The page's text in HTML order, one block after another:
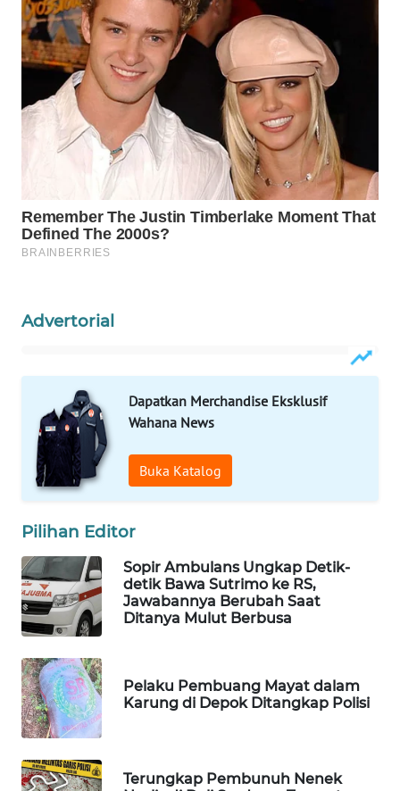
Advertorial
Dapatkan Merchandise Eksklusif
Wahana News
Buka Katalog
Pilihan Editor
Sopir Ambulans Ungkap Detik-
detik Bawa Sutrimo ke RS,
Jawabannya Berubah Saat
Ditanya Mulut Berbusa
Pelaku Pembuang Mayat dalam
Karung di Depok Ditangkap Polisi
Terungkap Pembunuh Nenek
WAHANA
SPORT
WAHANA
UMKM
WAHANA
WAHANA
PERSONA
WAHANA
DESA
WISATA
LAPAK
Wahana
Network
KONSUMEN
LISTRIK
MASYARAKAT
KELISTRIKAN
ID